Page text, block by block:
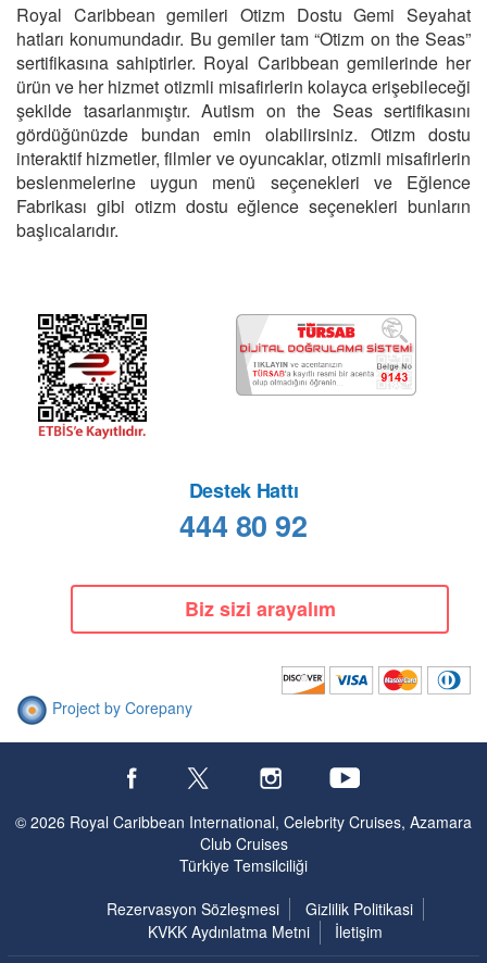
Royal Caribbean gemileri Otizm Dostu Gemi Seyahat
hatları konumundadır. Bu gemiler tam “Otizm on the Seas”
sertifikasına sahiptirler. Royal Caribbean gemilerinde her
ürün ve her hizmet otizmli misafirlerin kolayca erişebileceği
şekilde tasarlanmıştır. Autism on the Seas sertifikasını
gördüğünüzde bundan emin olabilirsiniz. Otizm dostu
interaktif hizmetler, filmler ve oyuncaklar, otizmli misafirlerin
beslenmelerine uygun menü seçenekleri ve Eğlence
Fabrikası gibi otizm dostu eğlence seçenekleri bunların
başlıcalarıdır.
Destek Hattı
444 80 92
Biz sizi arayalım
Project by Corepany
© 2026 Royal Caribbean International, Celebrity Cruises, Azamara
Club Cruises
Türkiye Temsilciliği
Rezervasyon Sözleşmesi
Gizlilik Politikasi
KVKK Aydınlatma Metni
İletişim